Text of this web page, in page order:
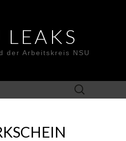
LEAKS
der Arbeitskreis NSU
Suche
nach: